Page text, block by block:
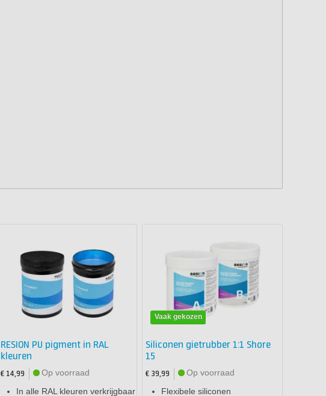
RESION PU pigment in RAL
kleuren
€ 14,99
Op voorraad
In alle RAL kleuren verkrijgbaar
Vaak gekozen
Siliconen gietrubber 1:1 Shore
15
€ 39,99
Op voorraad
Flexibele siliconen